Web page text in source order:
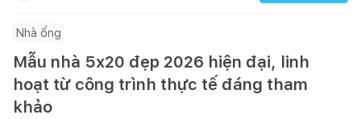
Nhà ống
Mẫu nhà 5x20 đẹp 2026 hiện đại, linh
hoạt từ công trình thực tế đáng tham
khảo